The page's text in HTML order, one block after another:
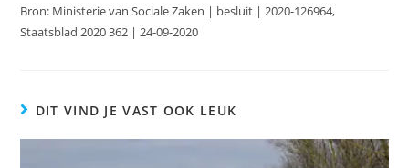
Bron: Ministerie van Sociale Zaken | besluit | 2020-126964,
Staatsblad 2020 362 | 24-09-2020
DIT VIND JE VAST OOK LEUK